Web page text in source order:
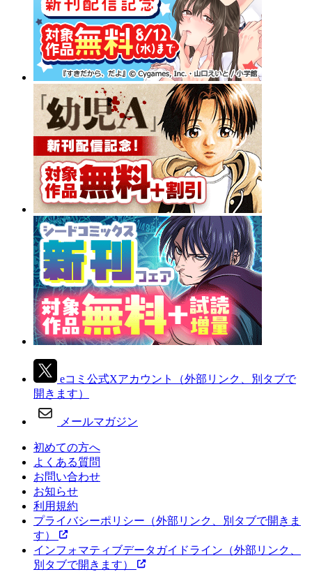
eコミ公式Xアカウント
（外部リンク、別タブで
開きます）
メールマガジン
初めての方へ
よくある質問
お問い合わせ
お知らせ
利用規約
プライバシーポリシー （外部リンク、別タブで開きま
す）
インフォマティブデータガイドライン （外部リンク、
別タブで開きます）